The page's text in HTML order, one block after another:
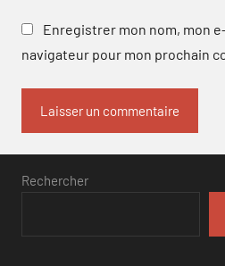
Enregistrer mon nom, mon
navigateur pour mon prochain
Rechercher